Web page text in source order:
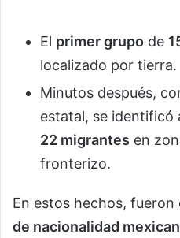
El primer grupo de
localizado por tierra.
Minutos después,
estatal, se identificó
22 migrantes en
fronterizo.
En estos hechos, fueron
de nacionalidad